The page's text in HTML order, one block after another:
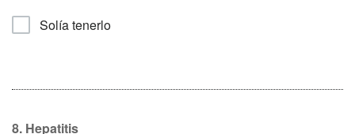
Solía tenerlo
8. Hepatitis